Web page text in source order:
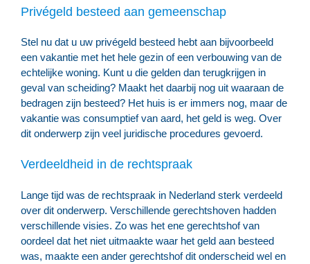
Privégeld besteed aan gemeenschap
Stel nu dat u uw privégeld besteed hebt aan bijvoorbeeld
een vakantie met het hele gezin of een verbouwing van de
echtelijke woning. Kunt u die gelden dan terugkrijgen in
geval van scheiding? Maakt het daarbij nog uit waaraan de
bedragen zijn besteed? Het huis is er immers nog, maar de
vakantie was consumptief van aard, het geld is weg. Over
dit onderwerp zijn veel juridische procedures gevoerd.
Verdeeldheid in de rechtspraak
Lange tijd was de rechtspraak in Nederland sterk verdeeld
over dit onderwerp. Verschillende gerechtshoven hadden
verschillende visies. Zo was het ene gerechtshof van
oordeel dat het niet uitmaakte waar het geld aan besteed
was, maakte een ander gerechtshof dit onderscheid wel en